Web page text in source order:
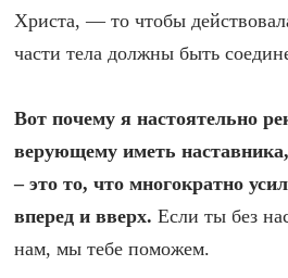
Христа, — то чтобы
части тела должны быть
Вот почему я настоятельно
верующему иметь
– это то, что многократно
вперед и вверх. Если ты без
нам, мы тебе поможем.